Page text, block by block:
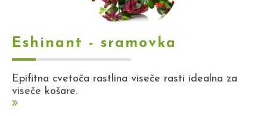
Eshinant - sramovka
Epifitna cvetoča rastlina viseče rasti idealna za
viseče košare.